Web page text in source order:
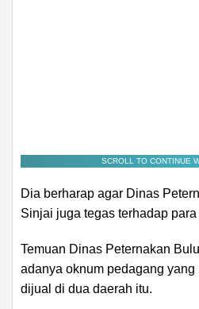
SCROLL TO CONTINUE
Dia berharap agar Dinas
Sinjai juga tegas terhadap
Temuan Dinas Peternakan
adanya oknum pedagang
dijual di dua daerah itu.